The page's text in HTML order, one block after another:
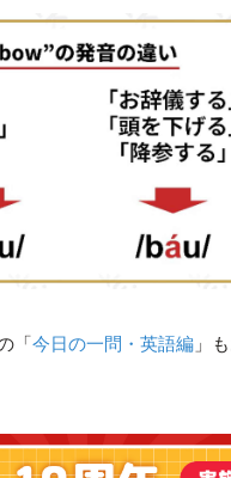
「今日の一問・英語編」